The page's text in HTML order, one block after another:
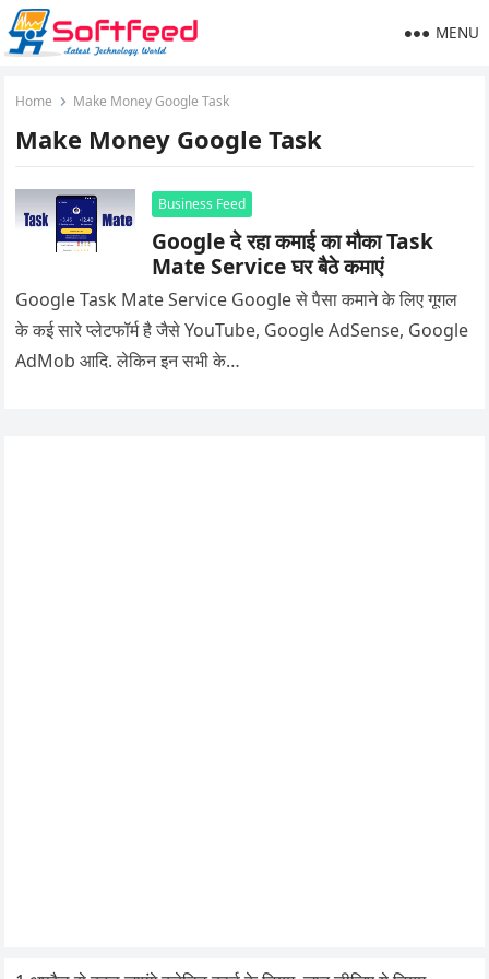
MENU
Home Make Money Google Task
Make Money Google Task
Business Feed
Google दे रहा कमाई का मौका Task
Mate Service घर बैठे कमाएं
Google Task Mate Service Google से पैसा कमाने के लिए गूगल
के कई सारे प्लेटफॉर्म है जैसे YouTube, Google AdSense, Google
AdMob आदि. लेकिन इन सभी के…